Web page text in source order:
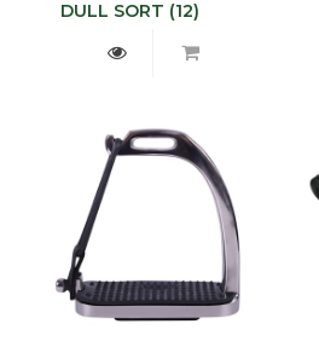
DULL SORT (12)